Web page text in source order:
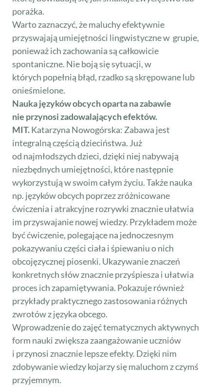
porażka.
Warto zaznaczyć, że maluchy efektywnie
przyswajają umiejętności lingwistyczne w grupie,
ponieważ ich zachowania są całkowicie
spontaniczne. Nie boją się sytuacji, w
których popełnią błąd, rzadko są skrępowane lub
onieśmielone.
Nauka języków obcych oparta na zabawie
nie przynosi zadowalających efektów.
MIT.Katarzyna Nowogórska: Zabawa jest
integralną częścią dzieciństwa. Już
od najmłodszych dzieci, dzięki niej nabywają
niezbędnych umiejętności, które następnie
wykorzystują w swoim całym życiu. Także nauka
np. języków obcych poprzez zróżnicowane
ćwiczenia i atrakcyjne rozrywki znacznie ułatwia
im przyswajanie nowej wiedzy. Przykładem może
być ćwiczenie, polegające na jednoczesnym
pokazywaniu części ciała i śpiewaniu o nich
obcojęzycznej piosenki. Ukazywanie znaczeń
konkretnych słów znacznie przyśpiesza i ułatwia
proces ich zapamiętywania. Pokazuje również
przykłady praktycznego zastosowania różnych
zwrotów z języka obcego.
Wprowadzenie do zajęć tematycznych aktywnych
form nauki zwiększa zaangażowanie uczniów
i przynosi znacznie lepsze efekty. Dzięki nim
zdobywanie wiedzy kojarzy się maluchom z czymś
przyjemnym.